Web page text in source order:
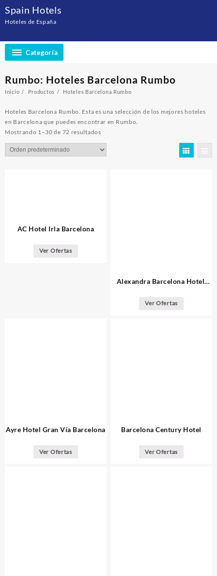
contenido
Spain Hotels
Hoteles de España
Categoría
Rumbo: Hoteles Barcelona Rumbo
Inicio Productos Hoteles Barcelona Rumbo
Hoteles Barcelona Rumbo. Esta es una selección de los mejores hoteles
en Barcelona que puedes encontrar en Rumbo.
Mostrando 1–30 de 72 resultados
AC Hotel Irla Barcelona
Ver Ofertas
Alexandra Barcelona Hotel,
Ver Ofertas
Ayre Hotel Gran Vía Barcelona
Ver Ofertas
Barcelona Century Hotel
Ver Ofertas